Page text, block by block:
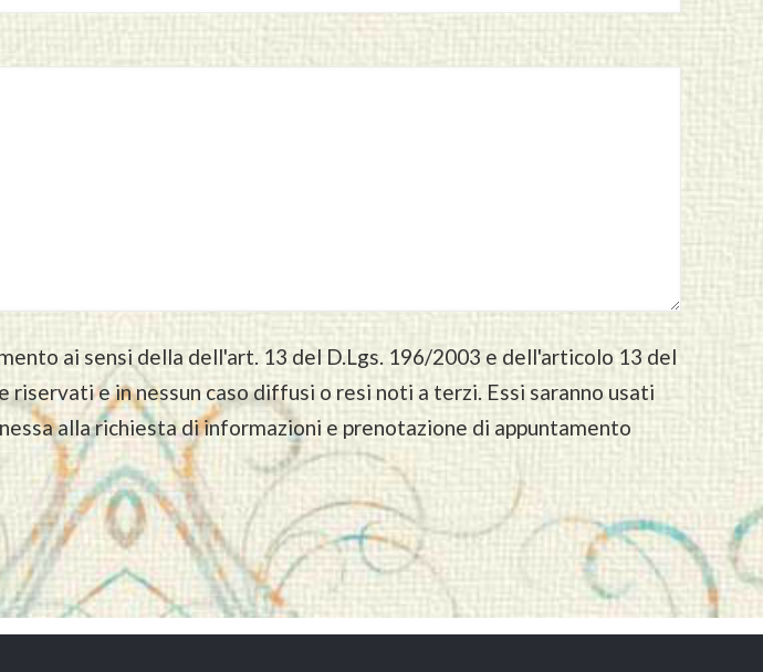
ai sensi della dell'art. 13 del D.Lgs. 196/2003 e dell'articolo 13 del
e in nessun caso diffusi o resi noti a terzi. Essi saranno usati
alla richiesta di informazioni e prenotazione di appuntamento